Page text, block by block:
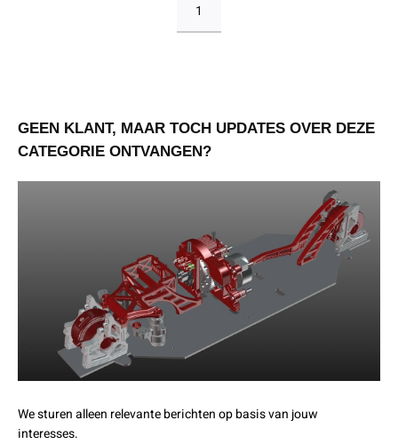
1
GEEN KLANT, MAAR TOCH UPDATES OVER DEZE
CATEGORIE ONTVANGEN?
We sturen alleen relevante berichten op basis van jouw
interesses.